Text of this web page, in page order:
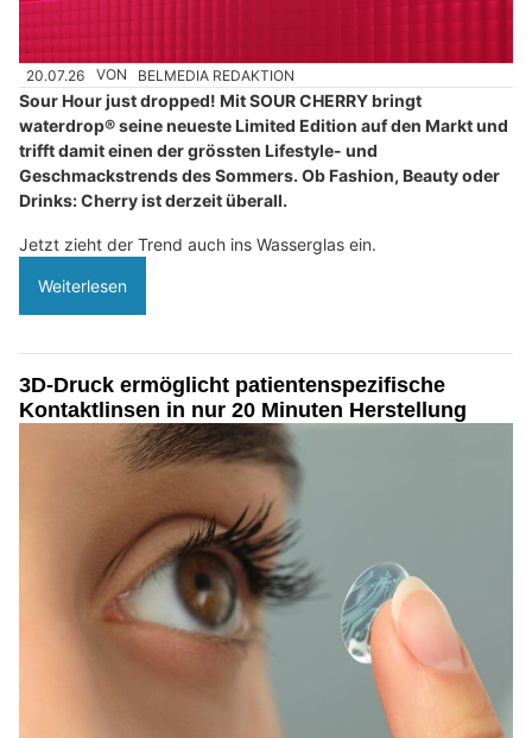
20.07.26 VON BELMEDIA REDAKTION
Sour Hour just dropped! Mit SOUR CHERRY bringt
waterdrop® seine neueste Limited Edition auf den Markt und
trifft damit einen der grössten Lifestyle- und
Geschmackstrends des Sommers. Ob Fashion, Beauty oder
Drinks: Cherry ist derzeit überall.
Jetzt zieht der Trend auch ins Wasserglas ein.
Weiterlesen
3D-Druck ermöglicht patientenspezifische
Kontaktlinsen in nur 20 Minuten Herstellung